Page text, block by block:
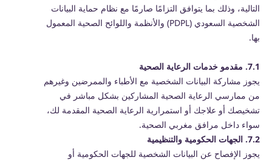
التالية، وذلك بما يتوافق التزامًا صارمًا مع نظام حماية البيانات
الشخصية السعودي (PDPL) والأنظمة واللوائح الصحية المعمول
بها.
7.1. مقدمو خدمات الرعاية الصحية
يجوز مشاركة البيانات الشخصية مع الأطباء والممرضين وغيرهم
من ممارسي الرعاية الصحية المشاركين بشكل مباشر في
تشخيصك أو علاجك أو استمرارية الرعاية الصحية المقدمة لك،
سواء داخل مرافق مغربي الصحية.
7.2. الجهات الحكومية والتنظيمية
يجوز الإفصاح عن البيانات الشخصية للجهات الحكومية أو